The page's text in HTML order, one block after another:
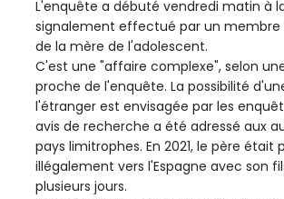
L'enquête a débuté vendredi matin à
signalement effectué par un membre
de la mère de l'adolescent.
C'est une "affaire complexe", selon
proche de l'enquête. La possibilité
l'étranger est envisagée par les
avis de recherche a été adressé aux
pays limitrophes. En 2021, le père était
illégalement vers l'Espagne avec son
plusieurs jours.